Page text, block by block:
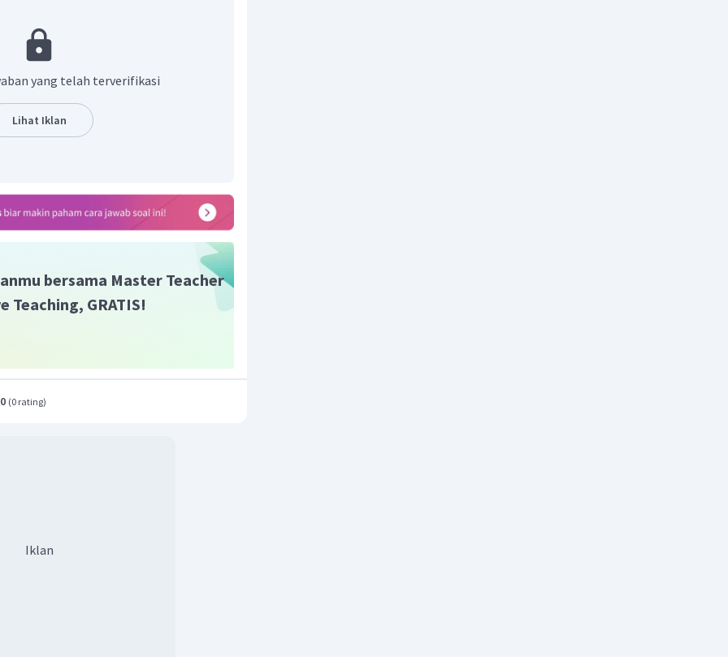
senyawa tersebut adalah butana.
Angka 1 dimulai dari cabang yang
pertama dan kedua, sehingga diberi
1,2-dibromobutana
1,2-dibromobutana.
yang telah terverifikasi
Lihat Iklan
bersama Master Teacher
Teaching, GRATIS!
(0 rating)
Iklan